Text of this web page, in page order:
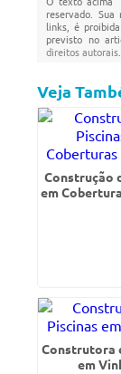
reservado.
links, é
previsto no
direitos autorais
Veja
Construção
em
Construtora
em